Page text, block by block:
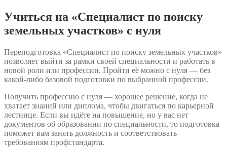
Учиться на «Специалист по поиску
земельных участков» с нуля
Переподготовка «Специалист по поиску земельных участков»
позволяет выйти за рамки своей специальности и работать в
новой роли или профессии. Пройти её можно с нуля — без
какой-либо базовой подготовки по выбранной профессии.
Получить профессию с нуля — хорошее решение, когда не
хватает знаний или диплома, чтобы двигаться по карьерной
лестнице. Если вы идёте на повышение, но у вас нет
документов об образовании по специальности, то подготовка
поможет вам занять должность и соответствовать
требованиям профстандарта.